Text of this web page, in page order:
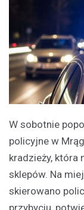
W sobotnie
policyjne w
kradzieży, która
sklepów. Na
skierowano